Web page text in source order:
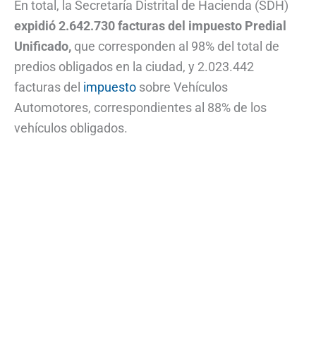
En total, la Secretaría Distrital de Hacienda (SDH)
expidió 2.642.730 facturas del impuesto Predial
Unificado, que corresponden al 98% del total de
predios obligados en la ciudad, y 2.023.442
facturas del impuesto sobre Vehículos
Automotores, correspondientes al 88% de los
vehículos obligados.